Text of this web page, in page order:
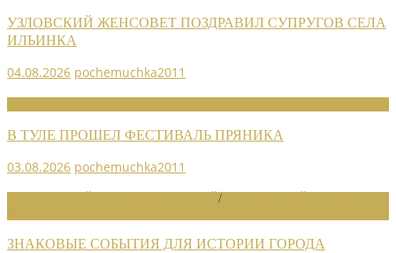
УЗЛОВСКИЙ ЖЕНСОВЕТ ПОЗДРАВИЛ СУПРУГОВ СЕЛА
ИЛЬИНКА
04.08.2026 pochemuchka2011
В ТУЛЕ ПРОШЕЛ ФЕСТИВАЛЬ ПРЯНИКА
03.08.2026 pochemuchka2011
/
ЗНАКОВЫЕ СОБЫТИЯ ДЛЯ ИСТОРИИ ГОРОДА